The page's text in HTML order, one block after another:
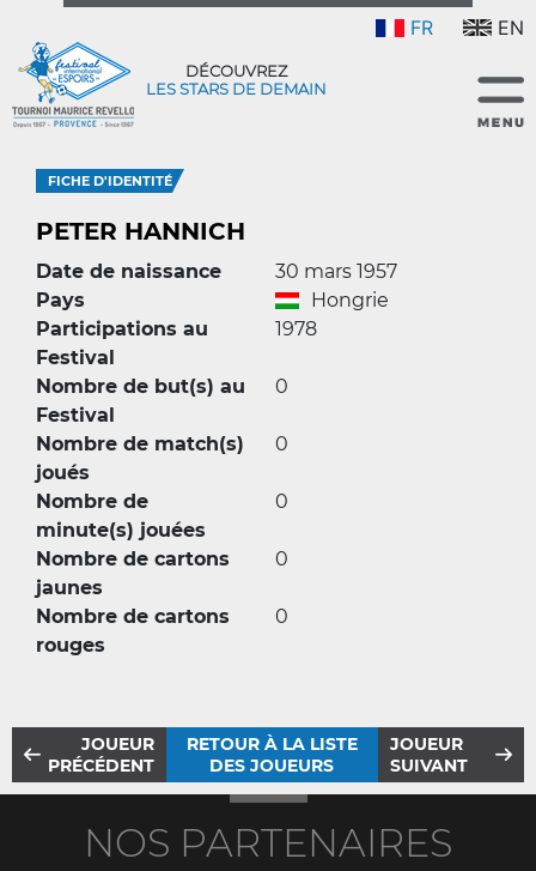
FR EN
DÉCOUVREZ
LES STARS DE DEMAIN
FICHE D'IDENTITÉ
PETER HANNICH
Date de naissance
30 mars 1957
Pays
Hongrie
Participations au
Festival
1978
Nombre de but(s) au
Festival
0
Nombre de match(s)
joués
0
Nombre de
minute(s) jouées
0
Nombre de cartons
jaunes
0
Nombre de cartons
rouges
0
JOUEUR
PRÉCÉDENT
RETOUR À LA LISTE
DES JOUEURS
JOUEUR
SUIVANT
NOS PARTENAIRES